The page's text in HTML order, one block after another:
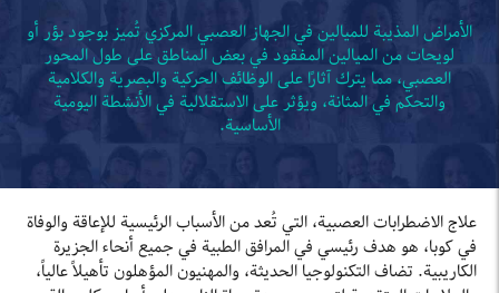
الأمراض المذيبة للميالين في الجهاز العصبي المركزي تُميز بوجود بؤر أو
لويحات من الميالين المفقود في بعض المناطق على طول المحور
العصبي، مما يترك آثارًا على الوظائف الحركية والبصرية والكلامية
والتحكم في المثانة، ويؤثر على الاستقلالية في الأنشطة اليومية
الأساسية.
علاج الاضطرابات العصبية، التي تُعد من الأسباب الرئيسية للإعاقة والوفاة
في كوبا، هو هدف رئيسي في المرافق الطبية في جميع أنحاء الجزيرة
الكاريبية. تضاف التكنولوجيا الحديثة، والمهنيون المؤهلون تأهيلاً عالياً،